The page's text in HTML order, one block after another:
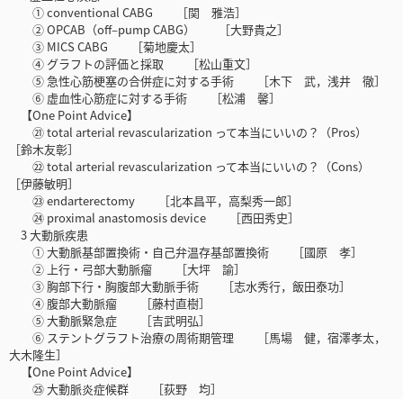
① conventional CABG ［関 雅浩］
② OPCAB（off–pump CABG） ［大野貴之］
③ MICS CABG ［菊地慶太］
④ グラフトの評価と採取 ［松山重文］
⑤ 急性心筋梗塞の合併症に対する手術 ［木下 武，浅井 徹］
⑥ 虚血性心筋症に対する手術 ［松浦 馨］
【One Point Advice】
㉑ total arterial revascularization って本当にいいの？（Pros）
［鈴木友彰］
㉒ total arterial revascularization って本当にいいの？（Cons）
［伊藤敏明］
㉓ endarterectomy ［北本昌平，高梨秀一郎］
㉔ proximal anastomosis device ［西田秀史］
3 大動脈疾患
① 大動脈基部置換術・自己弁温存基部置換術 ［國原 孝］
② 上行・弓部大動脈瘤 ［大坪 諭］
③ 胸部下行・胸腹部大動脈手術 ［志水秀行，飯田泰功］
④ 腹部大動脈瘤 ［藤村直樹］
⑤ 大動脈緊急症 ［吉武明弘］
⑥ ステントグラフト治療の周術期管理 ［馬場 健，宿澤孝太，
大木隆生］
【One Point Advice】
㉕ 大動脈炎症候群 ［荻野 均］